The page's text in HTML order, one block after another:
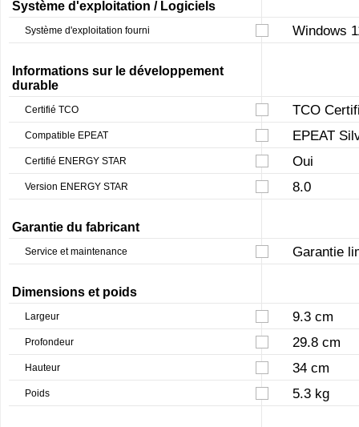
Système d'exploitation / Logiciels
Système d'exploitation fourni Windows
Informations sur le développement
durable
Certifié TCO TCO
Compatible EPEAT EPEAT
Certifié ENERGY STAR Oui
Version ENERGY STAR 8.0
Garantie du fabricant
Service et maintenance Garantie
Dimensions et poids
Largeur 9.3 cm
Profondeur 29.8 cm
Hauteur 34 cm
Poids 5.3 kg